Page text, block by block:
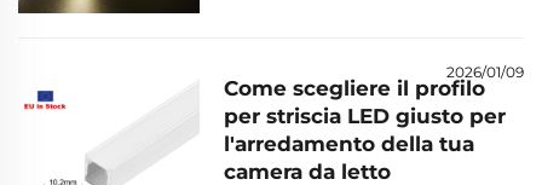
ombre, riducono il consumo
energetico del 75% e si
adattano a qualsiasi stile
moderno. Ottieni subito
consigli professionali per
2026/01/09
Come scegliere il profilo
per striscia LED giusto per
l'arredamento della tua
camera da letto